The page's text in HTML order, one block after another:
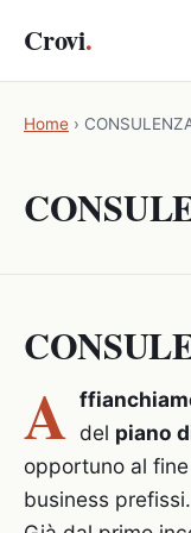
Crovi.
Home ›
A del piano
opportuno al
business prefissi.